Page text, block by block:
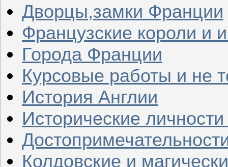
Дворцы,замки Франции
Французские короли и
Города Франции
Курсовые работы и не
История Англии
Исторические
Колдовские и